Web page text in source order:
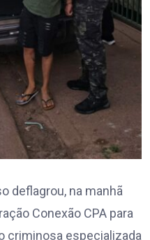
deflagrou, na manhã
Conexão CPA para
criminosa especializada